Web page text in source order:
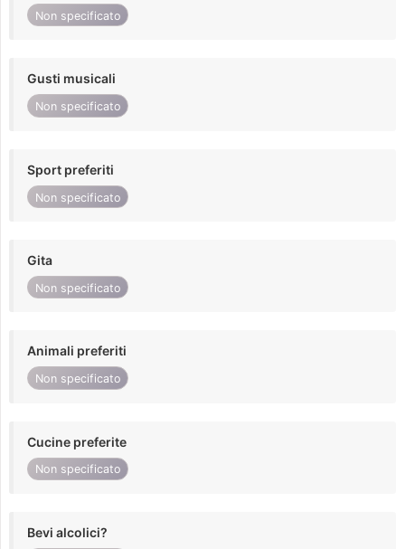
Non specificato
Gusti musicali
Non specificato
Sport preferiti
Non specificato
Gita
Non specificato
Animali preferiti
Non specificato
Cucine preferite
Non specificato
Bevi alcolici?